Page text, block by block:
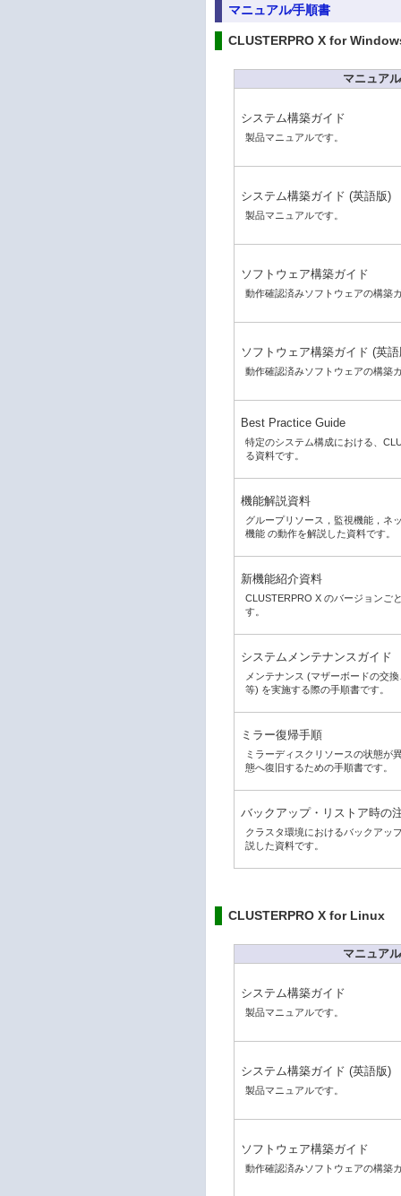
マニュアル⁄手順書
CLUSTERPRO X for
マニュア
システム構築ガイド
製品マニュアルです。
システム構築ガイド (英語版)
製品マニュアルです。
ソフトウェア構築ガイド
動作確認済みソフトウェアの構築
ソフトウェア構築ガイド (英
動作確認済みソフトウェアの構築
Best Practice Guide
特定のシステム構成における、
る資料です。
機能解説資料
グループリソース，監視機能，ネ
機能 の動作を解説した資料です。
新機能紹介資料
CLUSTERPRO X のバージョンご
す。
システムメンテナンスガイド
メンテナンス (マザーボードの交
等) を実施する際の手順書です。
ミラー復帰手順
ミラーディスクリソースの状態が
態へ復旧するための手順書です。
バックアップ・リストア時の
クラスタ環境におけるバックアッ
説した資料です。
CLUSTERPRO X for Linux
マニュア
システム構築ガイド
製品マニュアルです。
システム構築ガイド (英語版)
製品マニュアルです。
ソフトウェア構築ガイド
動作確認済みソフトウェアの構築